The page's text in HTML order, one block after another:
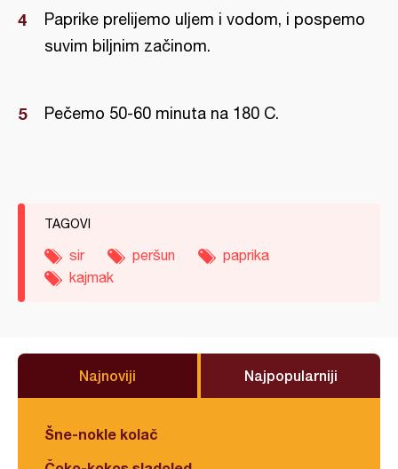
Paprike prelijemo uljem i vodom, i pospemo
suvim biljnim začinom.
Pečemo 50-60 minuta na 180 C.
TAGOVI
sir peršun
paprika
kajmak
Najnoviji Najpopularniji
Šne-nokle kolač